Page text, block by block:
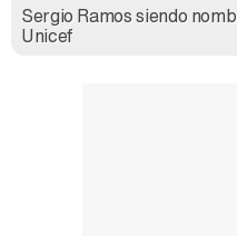
Sergio Ramos siendo
Unicef